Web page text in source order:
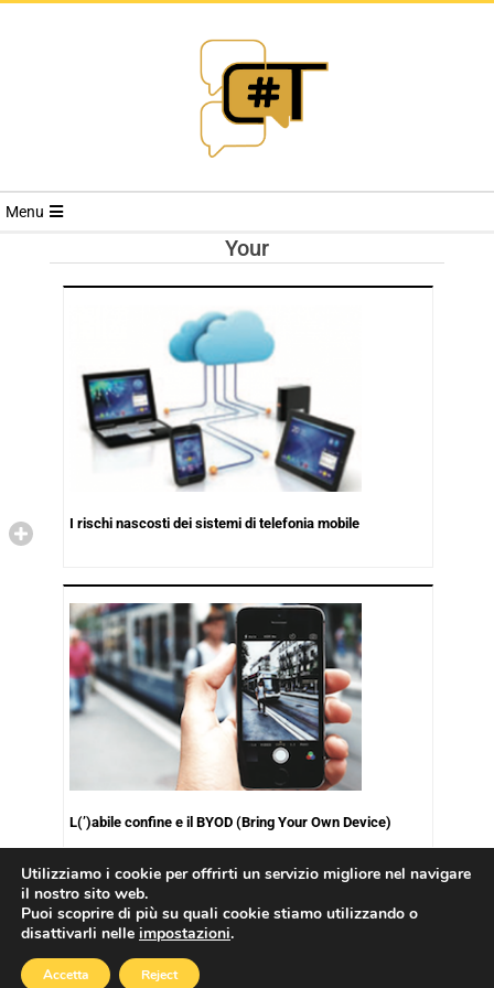
RIVISTA
TRENDS
Menu
Your
I rischi nascosti dei sistemi di telefonia mobile
L(’)abile confine e il BYOD (Bring Your Own Device)
Copyright © 2026
Utilizziamo i cookie per offrirti un servizio migliore nel navigare
il nostro sito web.
Puoi scoprire di più su quali cookie stiamo utilizzando o
disattivarli nelle impostazioni.
Accetta Reject